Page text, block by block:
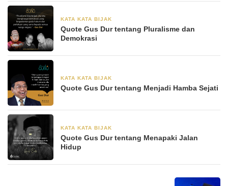
KATA KATA BIJAK
Quote Gus Dur tentang Pluralisme dan
Demokrasi
KATA KATA BIJAK
Quote Gus Dur tentang Menjadi Hamba Sejati
KATA KATA BIJAK
Quote Gus Dur tentang Menapaki Jalan
Hidup